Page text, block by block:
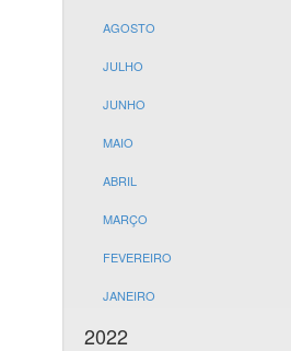
AGOSTO
JULHO
JUNHO
MAIO
ABRIL
MARÇO
FEVEREIRO
JANEIRO
2022